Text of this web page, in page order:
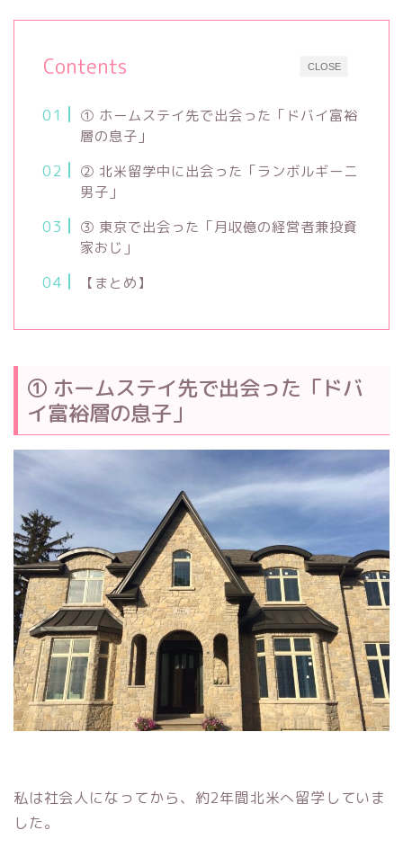
CLOSE
Contents
① ホームステイ先で出会った「ドバイ富裕
層の息子」
② 北米留学中に出会った「ランボルギーニ
男子」
③ 東京で出会った「月収億の経営者兼投資
家おじ」
【まとめ】
① ホームステイ先で出会った「ドバ
イ富裕層の息子」
私は社会人になってから、約2年間北米へ留学していま
した。